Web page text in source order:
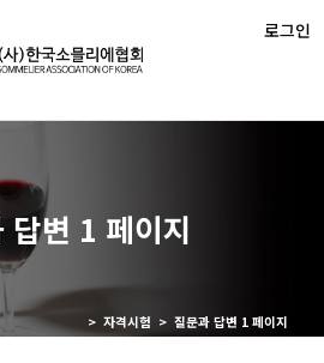
로그인
답변 1 페이지
> 자격시험 > 질문과 답변 1 페이지